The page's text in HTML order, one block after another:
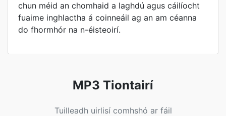
chun méid an chomhaid a laghdú agus cáilíocht
fuaime inghlactha á coinneáil ag an am céanna
do fhormhór na n-éisteoirí.
MP3 Tiontairí
Tuilleadh uirlisí comhshó ar fáil